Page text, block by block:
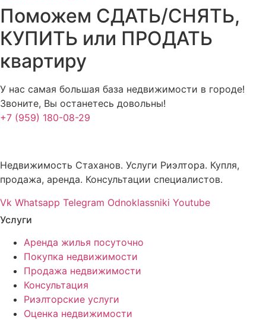
Поможем СДАТЬ/СНЯТЬ,
КУПИТЬ или ПРОДАТЬ
квартиру
У нас самая большая база недвижимости в городе!
Звоните, Вы останетесь довольны!
+7 (959) 180-08-29
Недвижимость Стаханов. Услуги Риэлтора. Купля,
продажа, аренда. Консультации специалистов.
Vk Whatsapp Telegram Odnoklassniki Youtube
Услуги
Аренда жилья посуточно
Покупка недвижимости
Продажа недвижимости
Консультация
Риэлторские услуги
Оценка недвижимости